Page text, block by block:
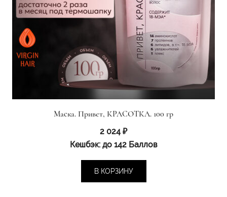
Маска. Привет, КРАСОТКА. 100 гр
2 024 ₽
Кешбэк: до 142 Баллов
В КОРЗИНУ